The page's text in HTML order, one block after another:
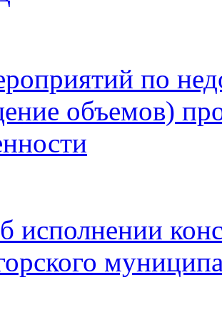
по
объемов)
исполнении